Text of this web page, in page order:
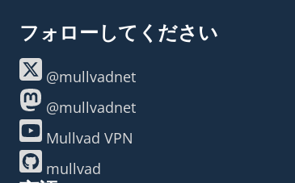
フォローしてください
@mullvadnet
@mullvadnet
Mullvad VPN
mullvad